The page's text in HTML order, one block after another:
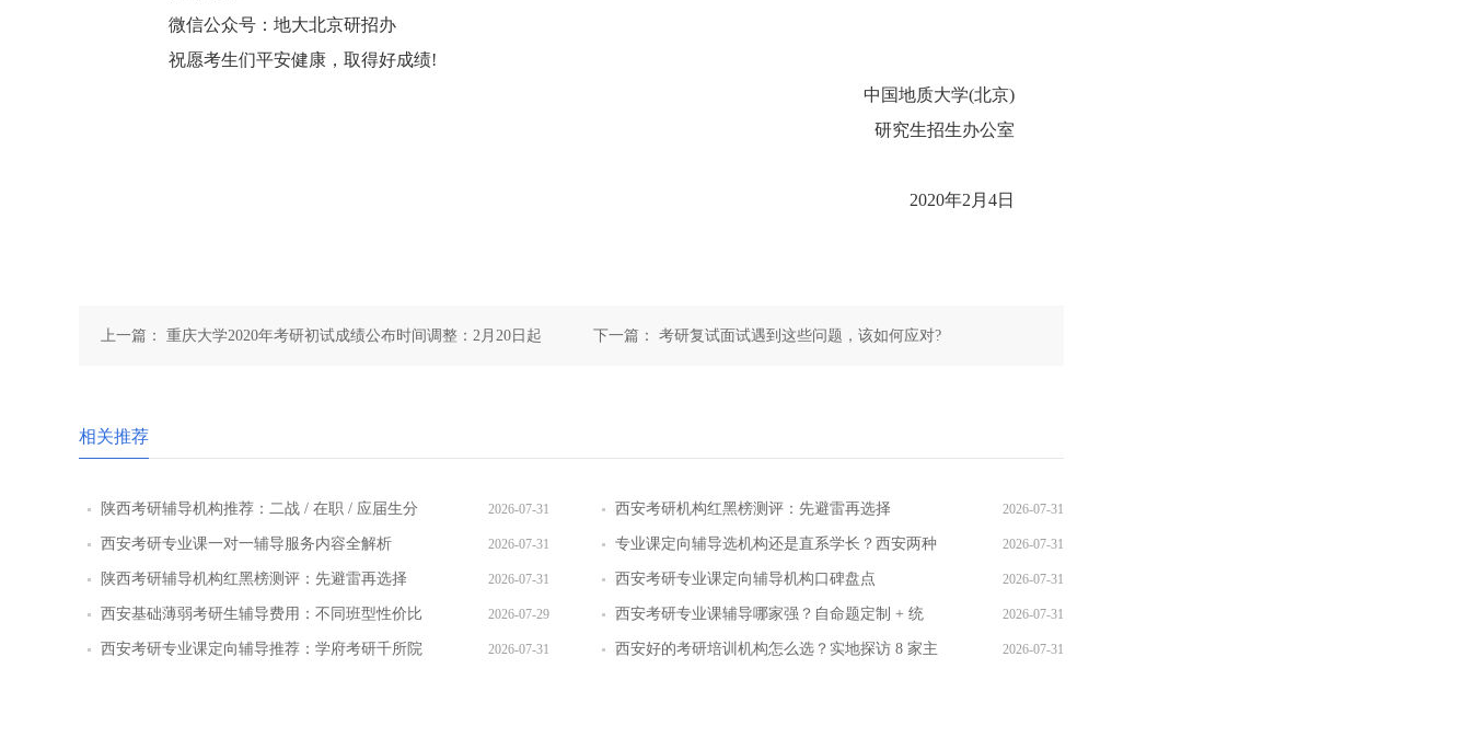
微信公众号：地大北京研招办
祝愿考生们平安健康，取得好成绩!
中国地质大学(北京)
研究生招生办公室
2020年2月4日
上一篇： 重庆大学2020年考研初试成绩公布时间调整：2月20日起 下一篇： 考研复试面试遇到这些问题，该如何应对?
相关推荐
陕西考研辅导机构推荐：二战 / 在职 / 应届生分
层教学方案
2026-07-31 西安考研机构红黑榜测评：先避雷再选择 2026-07-31
西安考研专业课一对一辅导服务内容全解析 2026-07-31 专业课定向辅导选机构还是直系学长？西安两种
模式全对比
2026-07-31
陕西考研辅导机构红黑榜测评：先避雷再选择 2026-07-31 西安考研专业课定向辅导机构口碑盘点 2026-07-31
西安基础薄弱考研生辅导费用：不同班型性价比
对比
2026-07-29 西安考研专业课辅导哪家强？自命题定制 + 统
考专项双体系
2026-07-31
西安考研专业课定向辅导推荐：学府考研千所院 2026-07-31 西安好的考研培训机构怎么选？实地探访 8 家主 2026-07-31